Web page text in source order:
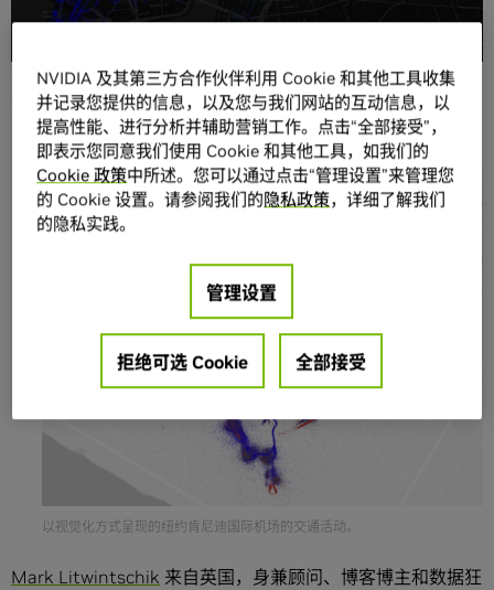
MapD 的数据库可以智能地在所有 GPU 上分割、压缩和缓存
需索引或优化。与 MapD Immerse 分析前端工具配合使用
时，该系统可为拥有数十亿条记录的数据集提供即时可视化
见解。
以视觉化方式呈现的纽约肯尼迪国际机场的交通活动。
Mark Litwintschik 来自英国，身兼顾问、博客博主和数据狂
NVIDIA 及其第三方合作伙伴利用 Cookie 和其他工具收集
并记录您提供的信息，以及您与我们网站的互动信息，以
提高性能、进行分析并辅助营销工作。点击“全部接受”，
即表示您同意我们使用 Cookie 和其他工具，如我们的
Cookie 政策中所述。您可以通过点击“管理设置”来管理您
的 Cookie 设置。请参阅我们的隐私政策，详细了解我们
的隐私实践。
管理设置
拒绝可选 Cookie 全部接受